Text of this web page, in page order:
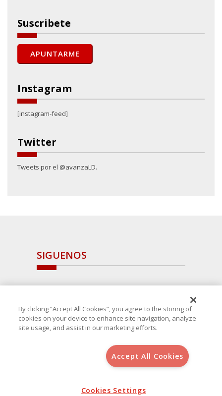
Suscribete
Instagram
[instagram-feed]
Twitter
Tweets por el @avanzaLD.
SIGUENOS
, S.L.U.(B-64405731) c/ San Norberto
Aviso Legal
Política de Cookies
By clicking “Accept All Cookies”, you agree to the storing of
cookies on your device to enhance site navigation, analyze
site usage, and assist in our marketing efforts.
Accept All Cookies
Cookies Settings